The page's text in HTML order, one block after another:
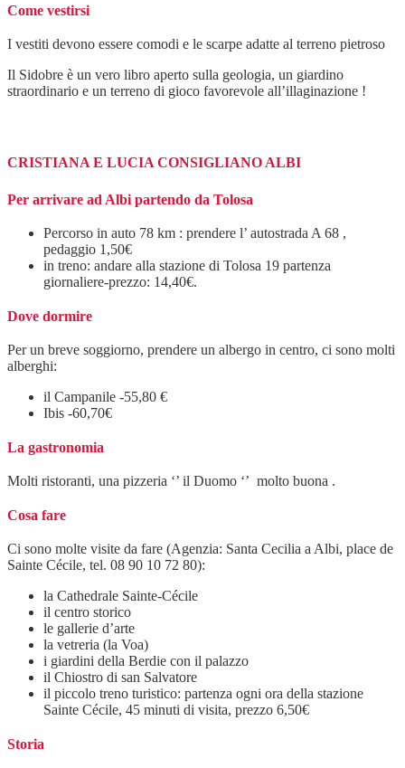
Come vestirsi
I vestiti devono essere comodi e le scarpe adatte al terreno pietroso
Il Sidobre è un vero libro aperto sulla geologia, un giardino
straordinario e un terreno di gioco favorevole all’illaginazione !
CRISTIANA E LUCIA CONSIGLIANO ALBI
Per arrivare ad Albi partendo da Tolosa
Percorso in auto 78 km : prendere l’ autostrada A 68 ,
pedaggio 1,50€
in treno: andare alla stazione di Tolosa 19 partenza
giornaliere-prezzo: 14,40€.
Dove dormire
Per un breve soggiorno, prendere un albergo in centro, ci sono molti
alberghi:
il Campanile -55,80 €
Ibis -60,70€
La gastronomia
Molti ristoranti, una pizzeria ‘’ il Duomo ‘’ molto buona .
Cosa fare
Ci sono molte visite da fare (Agenzia: Santa Cecilia a Albi, place de
Sainte Cécile, tel. 08 90 10 72 80):
la Cathedrale Sainte-Cécile
il centro storico
le gallerie d’arte
la vetreria (la Voa)
i giardini della Berdie con il palazzo
il Chiostro di san Salvatore
il piccolo treno turistico: partenza ogni ora della stazione
Sainte Cécile, 45 minuti di visita, prezzo 6,50€
Storia